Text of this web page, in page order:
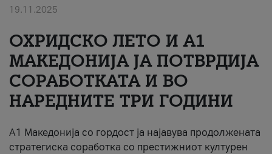
#ПодобарОнлајн
19.11.2025
ОХРИДСКО ЛЕТО И A1
МАКЕДОНИЈА ЈА ПОТВРДИЈА
СОРАБОТКАТА И ВО
НАРЕДНИТЕ ТРИ ГОДИНИ
A1 Македонија со гордост ја најавува продолжената
стратегиска соработка со престижниот културен